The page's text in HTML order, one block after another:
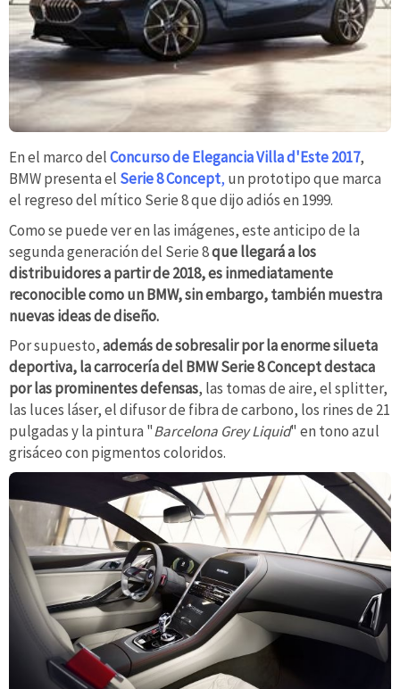
En el marco delConcurso de Elegancia Villa d'Este 2017,
BMW presenta el Serie 8 Concept, un prototipo que marca
el regreso del mítico Serie 8 que dijo adiós en 1999.
Como se puede ver en las imágenes, este anticipo de la
segunda generación del Serie 8que llegará a los
distribuidores a partir de 2018, es inmediatamente
reconocible como un BMW, sin embargo, también muestra
nuevas ideas de diseño.
Por supuesto,además de sobresalir por la enorme silueta
deportiva, la carrocería del BMW Serie 8 Concept destaca
por las prominentes defensas, las tomas de aire, el splitter,
las luces láser, el difusor de fibra de carbono, los rines de 21
pulgadas y la pintura "Barcelona Grey Liquid" en tono azul
grisáceo con pigmentos coloridos.